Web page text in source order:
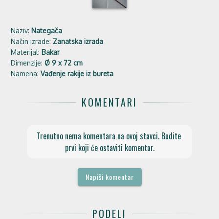
Naziv: Nategača
Način izrade: Zanatska izrada
Materijal: Bakar
Dimenzije:Ø 9 x 72 cm
Namena:Vađenje rakije iz bureta
KOMENTARI
Trenutno nema komentara na ovoj stavci. Budite
prvi koji će ostaviti komentar.
Napiši komentar
PODELI